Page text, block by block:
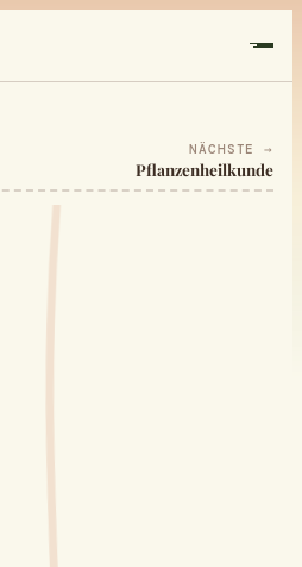
NÄCHSTE →
Pflanzenheilkunde